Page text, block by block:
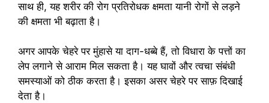
साथ ही, यह शरीर की रोग प्रतिरोधक क्षमता यानी रोगों से लड़ने
की क्षमता भी बढ़ाता है।
अगर आपके चेहरे पर मुंहासे या दाग-धब्बे हैं, तो विधारा के पत्तों का
लेप लगाने से आराम मिल सकता है। यह घावों और त्वचा संबंधी
समस्याओं को ठीक करता है। इसका असर चेहरे पर साफ़ दिखाई
देता है।